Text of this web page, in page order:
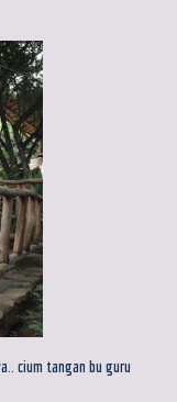
cium tangan bu guru